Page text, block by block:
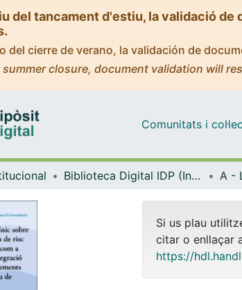
del tancament d'estiu, la validació
del cierre de verano, la validación de
closure, document validation will
Comunitats i
Biblioteca Digital IDP (Institut de Desenvolupament Professional)
Si us plau
citar o enllaçar
https://